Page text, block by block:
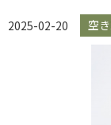
2025-02-20 空